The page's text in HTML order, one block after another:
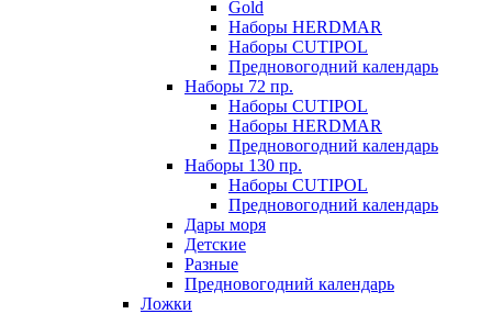
Gold
Наборы HERDMAR
Наборы CUTIPOL
Предновогодний календарь
Наборы 72 пр.
Наборы CUTIPOL
Наборы HERDMAR
Предновогодний календарь
Наборы 130 пр.
Наборы CUTIPOL
Предновогодний календарь
Дары моря
Детские
Разные
Предновогодний календарь
Ложки